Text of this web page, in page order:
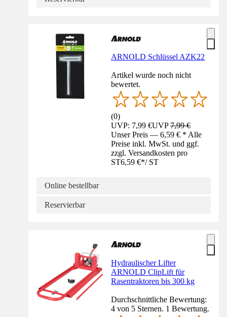
ARNOLD Schlüssel AZK22
Artikel wurde noch nicht
bewertet.
(0)
UVP: 7,99 €UVP7,99 €
Unser Preis — 6,59 € * Alle
Preise inkl. MwSt. und ggf.
zzgl. Versandkosten pro
ST6,59 €*/ ST
Online bestellbar
Reservierbar
Hydraulischer Lifter
ARNOLD ClipLift für
Rasentraktoren bis 300 kg
Durchschnittliche Bewertung:
4 von 5 Sternen. 1 Bewertung.